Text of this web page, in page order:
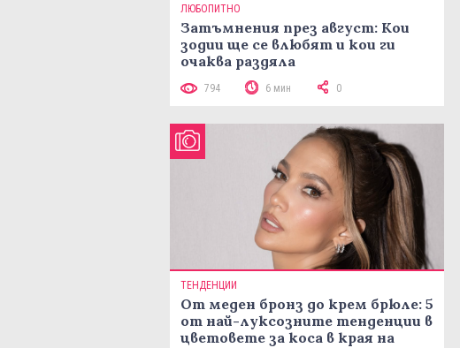
ЛЮБОПИТНО
Затъмнения през август: Кои
зодии ще се влюбят и кои ги
очаква раздяла
794 6 мин 0
ТЕНДЕНЦИИ
От меден бронз до крем брюле: 5
от най-луксозните тенденции в
цветовете за коса в края на